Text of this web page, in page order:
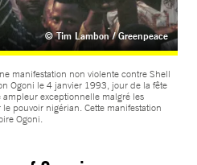
© Tim Lambon / Greenpeace
manifestation non violente contre Shell
Ogoni le 4 janvier 1993, jour de la fête
ampleur exceptionnelle malgré les
pouvoir nigérian. Cette manifestation
Ogoni.